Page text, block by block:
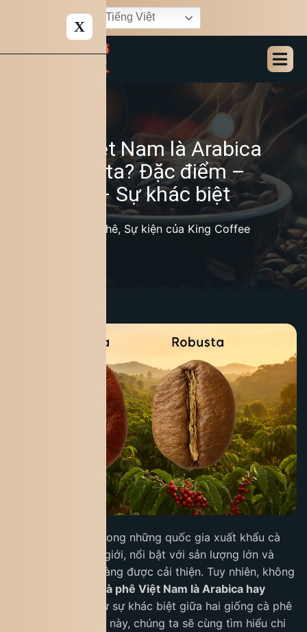
Tiếng Việt
X
Cà phê Việt Nam là Arabica
hay Robusta? Đặc điểm –
Hương vị – Sự khác biệt
Kiến thức cà phê, Sự kiện của King Coffee
Việt Nam là một trong những quốc gia xuất khẩu cà
phê hàng đầu thế giới, nổi bật với sản lượng lớn và
chất lượng ngày càng được cải thiện. Tuy nhiên, không
cà phê Việt Nam là Arabica hay
, cũng như sự khác biệt giữa hai giống cà phê
này. Trong bài viết này, chúng ta sẽ cùng tìm hiểu chi